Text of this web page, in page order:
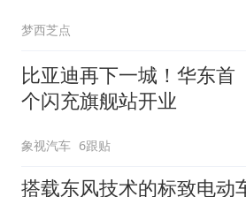
梦西芝点
比亚迪再下一城！华东首
个闪充旗舰站开业
象视汽车 6跟贴